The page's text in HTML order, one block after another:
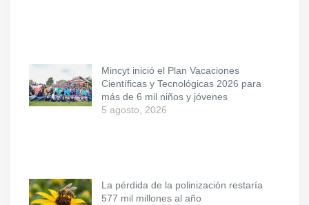
Mincyt inició el Plan Vacaciones
Científicas y Tecnológicas 2026 para
más de 6 mil niños y jóvenes
5 agosto, 2026
La pérdida de la polinización restaría
577 mil millones al año